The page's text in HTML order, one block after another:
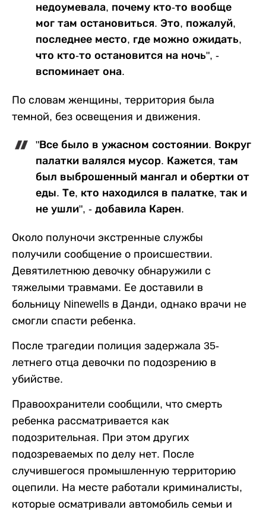
недоумевала, почему кто-то вообще
мог там остановиться. Это, пожалуй,
последнее место, где можно ожидать,
что кто-то остановится на ночь", -
вспоминает она.
По словам женщины, территория была
темной, без освещения и движения.
"Все было в ужасном состоянии. Вокруг
палатки валялся мусор. Кажется, там
был выброшенный мангал и обертки от
еды. Те, кто находился в палатке, так и
не ушли", - добавила Карен.
Около полуночи экстренные службы
получили сообщение о происшествии.
Девятилетнюю девочку обнаружили с
тяжелыми травмами. Ее доставили в
больницу Ninewells в Данди, однако врачи не
смогли спасти ребенка.
После трагедии полиция задержала 35-
летнего отца девочки по подозрению в
убийстве.
Правоохранители сообщили, что смерть
ребенка рассматривается как
подозрительная. При этом других
подозреваемых по делу нет. После
случившегося промышленную территорию
оцепили. На месте работали криминалисты,
которые осматривали автомобиль семьи и